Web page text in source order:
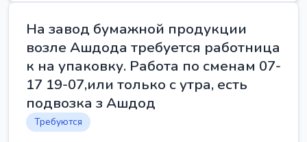
На завод бумажной продукции
возле Ашдода требуется работница
к на упаковку. Работа по сменам 07-
17 19-07,или только с утра, есть
подвозка з Ашдод
Требуются